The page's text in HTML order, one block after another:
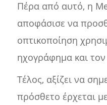
Πέρα από αυτό, η
αποφάσισε να
οπτικοποίηση
ηχογράφημα και
Τέλος, αξίζει να
πρόσθετο έρχεται